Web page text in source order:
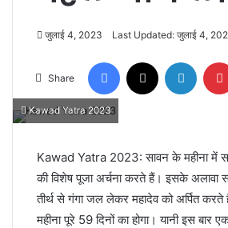
जुलाई 4, 2023 Last Updated: जुलाई 4,
Share
Facebook
Kawad Yatra 2023
Kawad Yatra 2023: सावन के महीना में
की विशेष पूजा अर्चना करते हैं। इसके अलावा
तीर्थ से गंगा जल लेकर महादेव को अर्पित
महीना पूरे 59 दिनों का होगा। यानी इस बार